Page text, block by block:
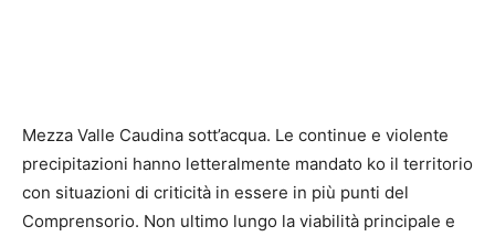
Mezza Valle Caudina sott’acqua. Le continue e violente
precipitazioni hanno letteralmente mandato ko il territorio
con situazioni di criticità in essere in più punti del
Comprensorio. Non ultimo lungo la viabilità principale e